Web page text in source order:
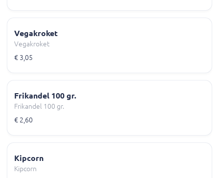
Vegakroket
Vegakroket
€ 3,05
Frikandel 100 gr.
Frikandel 100 gr.
€ 2,60
Kipcorn
Kipcorn